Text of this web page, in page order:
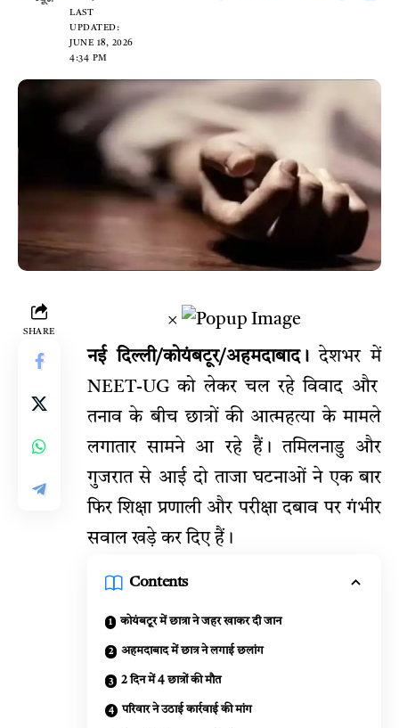
LAST
UPDATED:
JUNE 18, 2026
4:34 PM
SHARE
×
नई दिल्ली/कोयंबटूर/अहमदाबाद। देशभर में
NEET-UG को लेकर चल रहे विवाद और
तनाव के बीच छात्रों की आत्महत्या के मामले
लगातार सामने आ रहे हैं। तमिलनाडु और
गुजरात से आई दो ताजा घटनाओं ने एक बार
फिर शिक्षा प्रणाली और परीक्षा दबाव पर गंभीर
सवाल खड़े कर दिए हैं।
Contents
कोयंबटूर में छात्रा ने जहर खाकर दी जान
अहमदाबाद में छात्र ने लगाई छलांग
2 दिन में 4 छात्रों की मौत
परिवार ने उठाई कार्रवाई की मांग